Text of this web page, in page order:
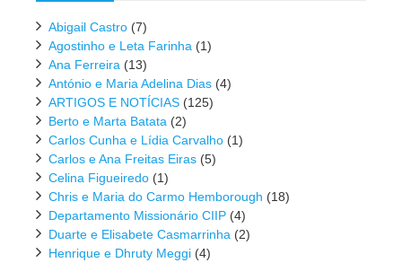
Abigail Castro (7)
Agostinho e Leta Farinha (1)
Ana Ferreira (13)
António e Maria Adelina Dias (4)
ARTIGOS E NOTÍCIAS (125)
Berto e Marta Batata (2)
Carlos Cunha e Lídia Carvalho (1)
Carlos e Ana Freitas Eiras (5)
Celina Figueiredo (1)
Chris e Maria do Carmo Hemborough (18)
Departamento Missionário CIIP (4)
Duarte e Elisabete Casmarrinha (2)
Henrique e Dhruty Meggi (4)